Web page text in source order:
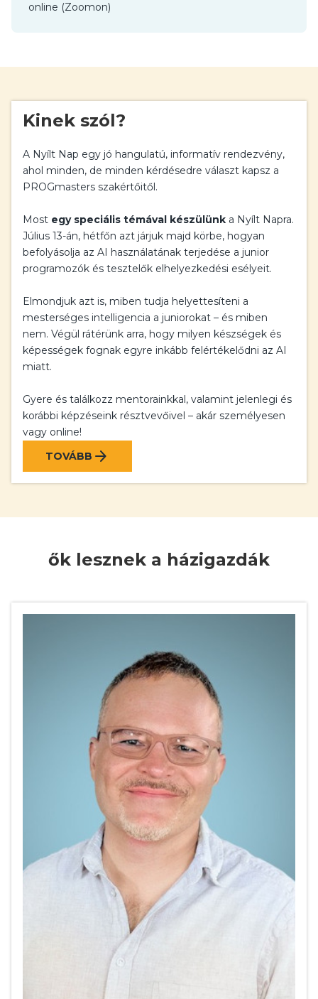
online (Zoomon)
Kinek szól?
A Nyílt Nap egy jó hangulatú, informatív rendezvény,
ahol minden, de minden kérdésedre választ kapsz a
PROGmasters szakértőitől.
Most egy speciális témával készülünk a Nyílt Napra.
Július 13-án, hétfőn azt járjuk majd körbe, hogyan
befolyásolja az AI használatának terjedése a junior
programozók és tesztelők elhelyezkedési esélyeit.
Elmondjuk azt is, miben tudja helyettesíteni a
mesterséges intelligencia a juniorokat – és miben
nem. Végül rátérünk arra, hogy milyen készségek és
képességek fognak egyre inkább felértékelődni az AI
miatt.
Gyere és találkozz mentorainkkal, valamint jelenlegi és
korábbi képzéseink résztvevőivel – akár személyesen
vagy online!
TOVÁBB arrow_forward
ők lesznek a házigazdák